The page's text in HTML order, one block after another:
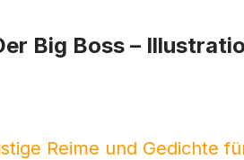
Big Boss –
Reime und Gedichte